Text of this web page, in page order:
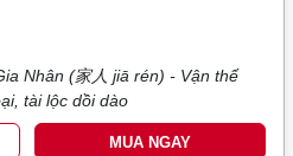
Nhân (家人 jiā rén) - Vận thế
tài lộc dồi dào
MUA NGAY